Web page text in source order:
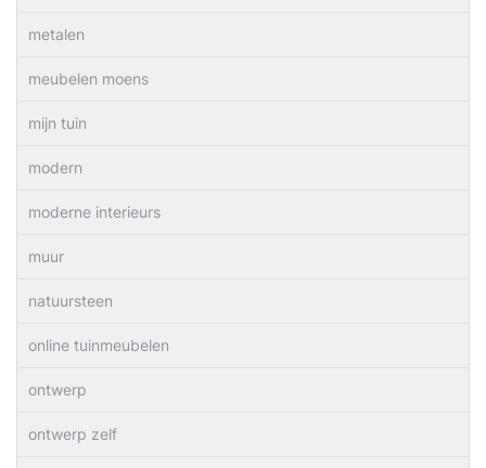
metalen
meubelen moens
mijn tuin
modern
moderne interieurs
muur
natuursteen
online tuinmeubelen
ontwerp
ontwerp zelf